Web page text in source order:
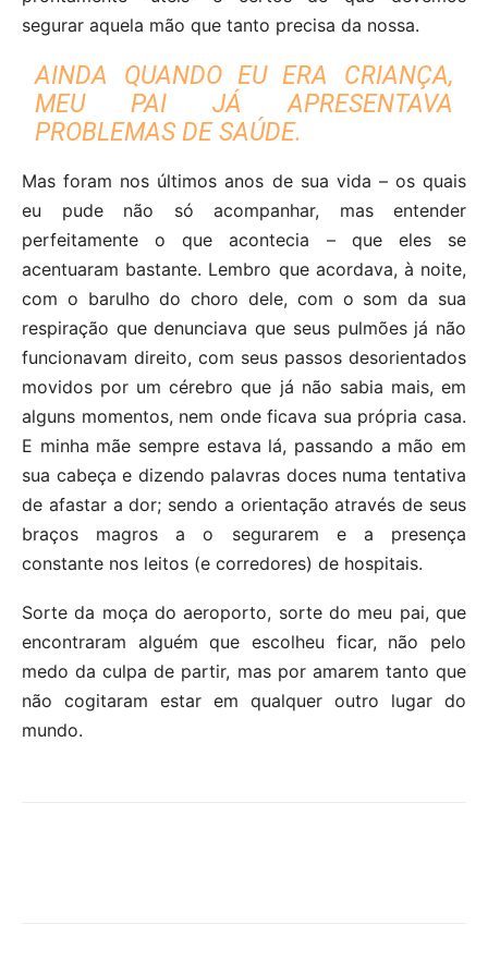
segurar aquela mão que tanto precisa da nossa.
AINDA QUANDO EU ERA CRIANÇA,
MEU PAI JÁ APRESENTAVA
PROBLEMAS DE SAÚDE.
Mas foram nos últimos anos de sua vida – os quais
eu pude não só acompanhar, mas entender
perfeitamente o que acontecia – que eles se
acentuaram bastante. Lembro que acordava, à noite,
com o barulho do choro dele, com o som da sua
respiração que denunciava que seus pulmões já não
funcionavam direito, com seus passos desorientados
movidos por um cérebro que já não sabia mais, em
alguns momentos, nem onde ficava sua própria casa.
E minha mãe sempre estava lá, passando a mão em
sua cabeça e dizendo palavras doces numa tentativa
de afastar a dor; sendo a orientação através de seus
braços magros a o segurarem e a presença
constante nos leitos (e corredores) de hospitais.
Sorte da moça do aeroporto, sorte do meu pai, que
encontraram alguém que escolheu ficar, não pelo
medo da culpa de partir, mas por amarem tanto que
não cogitaram estar em qualquer outro lugar do
mundo.